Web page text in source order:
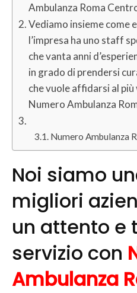
Ambulanza Roma
Vediamo insieme come
l’impresa ha uno staff
che vanta anni
in grado di prendersi
che vuole affidarsi al
Numero Ambulanza
Numero Ambulanza
Noi siamo
migliori
un attento e
servizio con
Ambulanza